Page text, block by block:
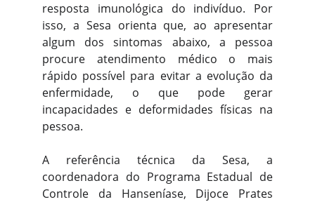
resposta imunológica do indivíduo. Por
isso, a Sesa orienta que, ao apresentar
algum dos sintomas abaixo, a pessoa
procure atendimento médico o mais
rápido possível para evitar a evolução da
enfermidade, o que pode gerar
incapacidades e deformidades físicas na
pessoa.
A referência técnica da Sesa, a
coordenadora do Programa Estadual de
Controle da Hanseníase, Dijoce Prates